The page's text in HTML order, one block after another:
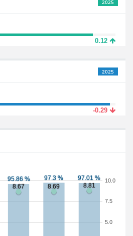
2025
0.12
2025
-0.29
5.0
7.5
10.0